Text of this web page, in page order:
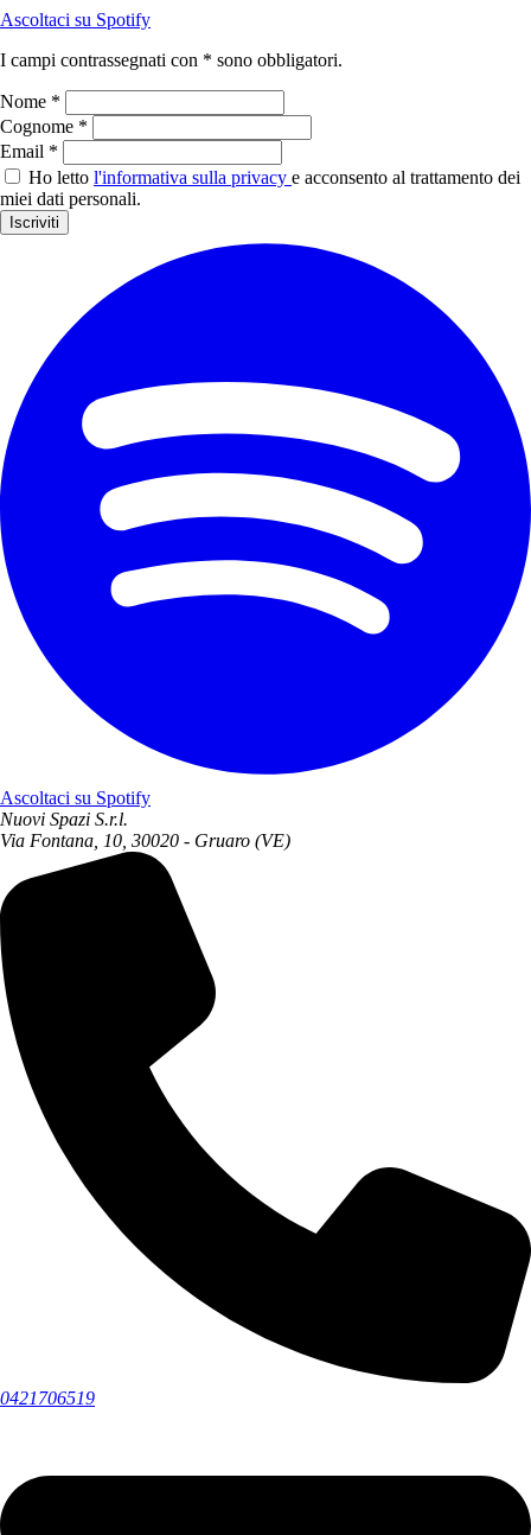
Ascoltaci su Spotify
I campi contrassegnati con * sono obbligatori.
Nome *
Cognome *
Email *
Ho letto l'informativa sulla privacy e acconsento al trattamento dei
miei dati personali.
Iscriviti
Ascoltaci su Spotify
Nuovi Spazi S.r.l.
Via Fontana, 10, 30020 - Gruaro (VE)
0421706519